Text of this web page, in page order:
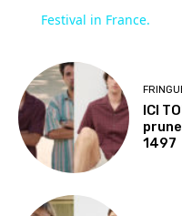
Festival in France.
ICI
1497